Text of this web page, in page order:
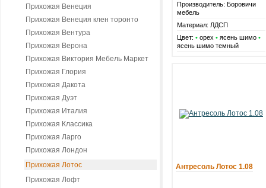
Прихожая Венеция
Прихожая Венеция клен торонто
Прихожая Вентура
Прихожая Верона
Прихожая Виктория Мебель Маркет
Прихожая Глория
Прихожая Дакота
Прихожая Дуэт
Прихожая Италия
Прихожая Классика
Прихожая Ларго
Прихожая Лондон
Прихожая Лотос
Прихожая Лофт
Производитель: Боровичи
мебель
Материал: ЛДСП
Цвет: • орех • ясень шимо •
ясень шимо темный
Антресоль Лотос 1.08